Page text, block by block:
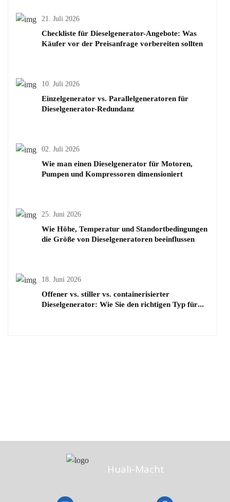
21. Juli 2026
Checkliste für Dieselgenerator-Angebote: Was
Käufer vor der Preisanfrage vorbereiten sollten
10. Juli 2026
Einzelgenerator vs. Parallelgeneratoren für
Dieselgenerator-Redundanz
02. Juli 2026
Wie man einen Dieselgenerator für Motoren,
Pumpen und Kompressoren dimensioniert
25. Juni 2026
Wie Höhe, Temperatur und Standortbedingungen
die Größe von Dieselgeneratoren beeinflussen
18. Juni 2026
Offener vs. stiller vs. containerisierter
Dieselgenerator: Wie Sie den richtigen Typ für
Huali-Macht